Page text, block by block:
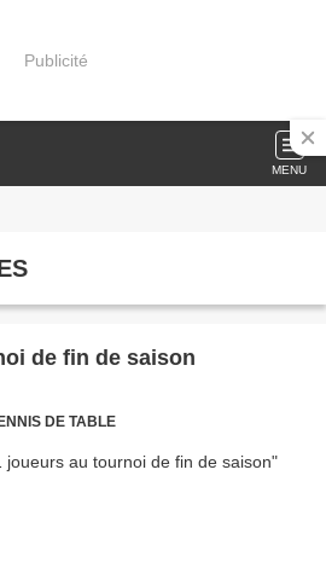
Publicité
MENU
de fin de saison
DE TABLE